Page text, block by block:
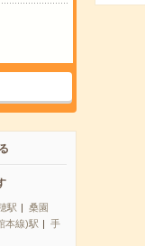
駅
桑園
本線)駅
手